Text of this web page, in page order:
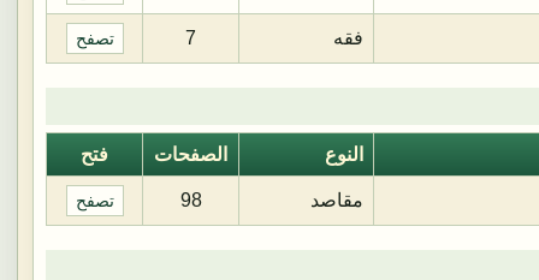
فقه 7 تصفح
النوع الصفحات فتح
مقاصد 98 تصفح